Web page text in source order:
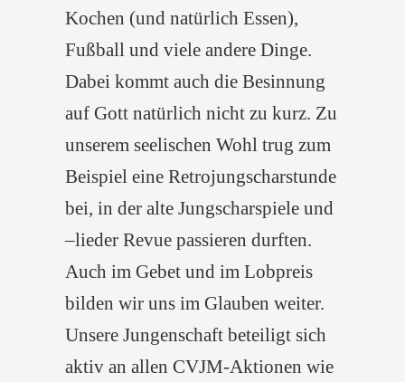
Kochen (und natürlich Essen),
Fußball und viele andere Dinge.
Dabei kommt auch die Besinnung
auf Gott natürlich nicht zu kurz. Zu
unserem seelischen Wohl trug zum
Beispiel eine Retrojungscharstunde
bei, in der alte Jungscharspiele und
–lieder Revue passieren durften.
Auch im Gebet und im Lobpreis
bilden wir uns im Glauben weiter.
Unsere Jungenschaft beteiligt sich
aktiv an allen CVJM-Aktionen wie